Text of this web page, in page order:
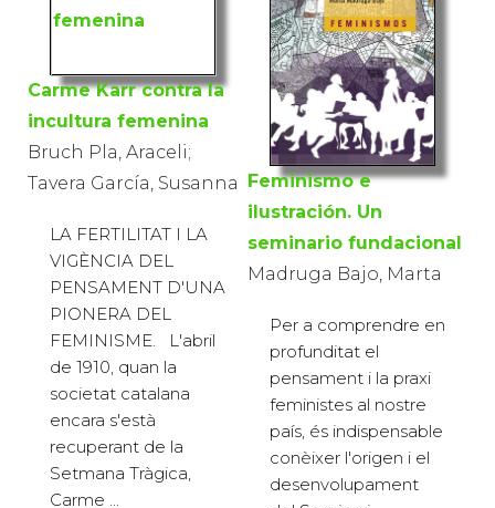
Carme Karr contra la
incultura femenina
Bruch Pla, Araceli;
Tavera García, Susanna
LA FERTILITAT I LA
VIGÈNCIA DEL
PENSAMENT D'UNA
PIONERA DEL
FEMINISME. L'abril
de 1910, quan la
societat catalana
encara s'està
recuperant de la
Setmana Tràgica,
Carme ...
Feminismo e
ilustración. Un
seminario fundacional
Madruga Bajo, Marta
Per a comprendre en
profunditat el
pensament i la praxi
feministes al nostre
país, és indispensable
conèixer l'origen i el
desenvolupament